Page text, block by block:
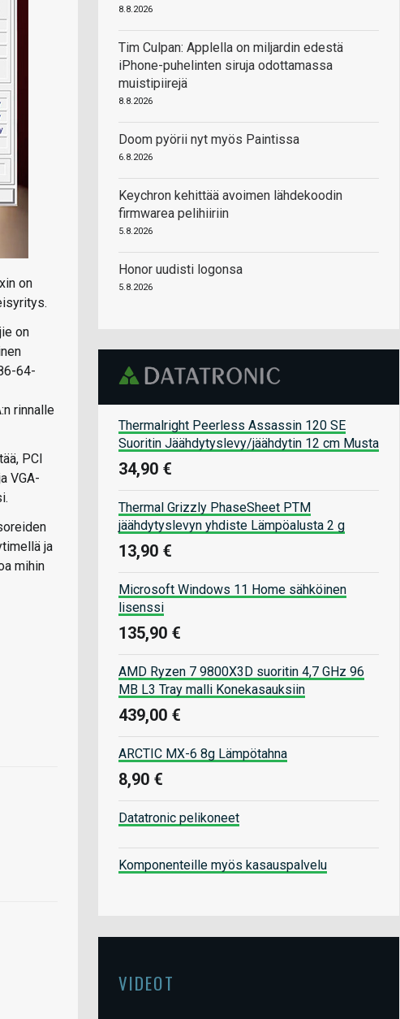
on
on
64-
rinnalle
PCI
VGA-
ja
mihin
8.8.2026
Tim Culpan: Applella on miljardin edestä
iPhone-puhelinten siruja odottamassa
muistipiirejä
8.8.2026
Doom pyörii nyt myös Paintissa
6.8.2026
Keychron kehittää avoimen lähdekoodin
firmwarea pelihiiriin
5.8.2026
Honor uudisti logonsa
5.8.2026
Thermalright Peerless Assassin 120 SE
Suoritin Jäähdytyslevy/jäähdytin 12 cm Musta
34,90 €
Thermal Grizzly PhaseSheet PTM
jäähdytyslevyn yhdiste Lämpöalusta 2 g
13,90 €
Microsoft Windows 11 Home sähköinen
lisenssi
135,90 €
AMD Ryzen 7 9800X3D suoritin 4,7 GHz 96
MB L3 Tray malli Konekasauksiin
439,00 €
ARCTIC MX-6 8g Lämpötahna
8,90 €
Datatronic pelikoneet
Komponenteille myös kasauspalvelu
VIDEOT